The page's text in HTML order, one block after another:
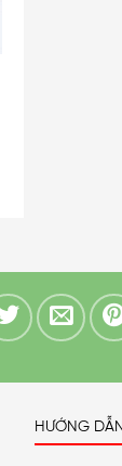
HƯỚNG